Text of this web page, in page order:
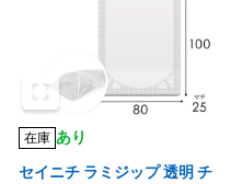
在庫 あり
セイニチ ラミジップ 透明 チ